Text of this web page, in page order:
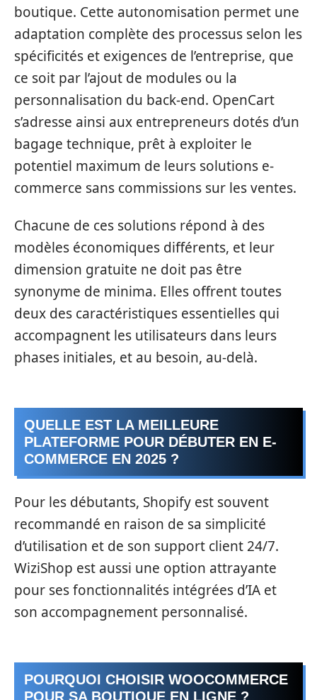
boutique. Cette autonomisation permet une
adaptation complète des processus selon les
spécificités et exigences de l’entreprise, que
ce soit par l’ajout de modules ou la
personnalisation du back-end. OpenCart
s’adresse ainsi aux entrepreneurs dotés d’un
bagage technique, prêt à exploiter le
potentiel maximum de leurs solutions e-
commerce sans commissions sur les ventes.
Chacune de ces solutions répond à des
modèles économiques différents, et leur
dimension gratuite ne doit pas être
synonyme de minima. Elles offrent toutes
deux des caractéristiques essentielles qui
accompagnent les utilisateurs dans leurs
phases initiales, et au besoin, au-delà.
QUELLE EST LA MEILLEURE
PLATEFORME POUR DÉBUTER EN E-
COMMERCE EN 2025 ?
Pour les débutants, Shopify est souvent
recommandé en raison de sa simplicité
d’utilisation et de son support client 24/7.
WiziShop est aussi une option attrayante
pour ses fonctionnalités intégrées d’IA et
son accompagnement personnalisé.
POURQUOI CHOISIR WOOCOMMERCE
POUR SA BOUTIQUE EN LIGNE ?